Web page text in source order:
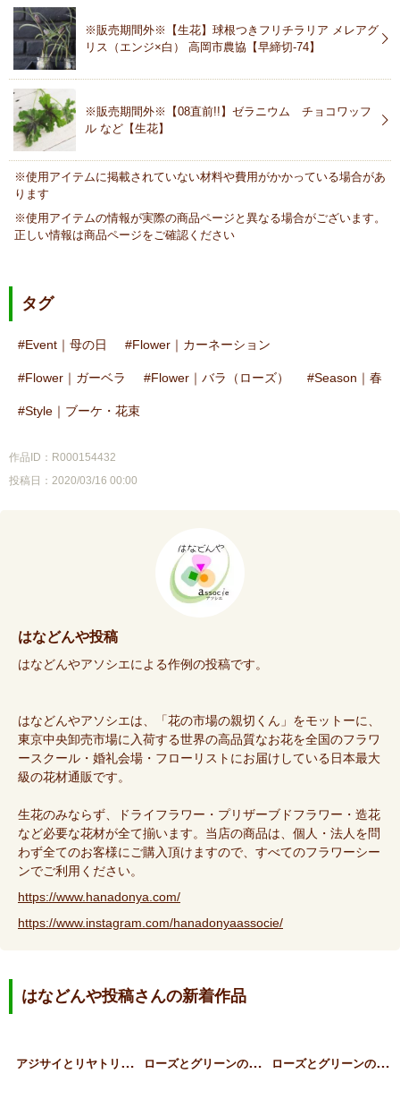
※販売期間外※【生花】球根つきフリチラリア メレアグ
リス（エンジ×白） 高岡市農協【早締切-74】
※販売期間外※【08直前!!】ゼラニウム チョコワッフ
ル など【生花】
※使用アイテムに掲載されていない材料や費用がかかっている場合があ
ります
※使用アイテムの情報が実際の商品ページと異なる場合がございます。
正しい情報は商品ページをご確認ください
タグ
Event｜母の日 Flower｜カーネーション
Flower｜ガーベラ Flower｜バラ（ローズ） Season｜春
Style｜ブーケ・花束
作品ID：R000154432
投稿日：2020/03/16 00:00
はなどんや投稿
はなどんやアソシエによる作例の投稿です。
はなどんやアソシエは、「花の市場の親切くん」をモットーに、
東京中央卸売市場に入荷する世界の高品質なお花を全国のフラワ
ースクール・婚礼会場・フローリストにお届けしている日本最大
級の花材通販です。
生花のみならず、ドライフラワー・プリザーブドフラワー・造花
など必要な花材が全て揃います。当店の商品は、個人・法人を問
わず全てのお客様にご購入頂けますので、すべてのフラワーシー
ンでご利用ください。
https://www.hanadonya.com/
https://www.instagram.com/hanadonyaassocie/
はなどんや投稿さんの新着作品
ア
ジサイとリヤトリス、草花… ロ
ーズとグリーンのギフトア… ロ
ーズとグリーンのスタンデ…